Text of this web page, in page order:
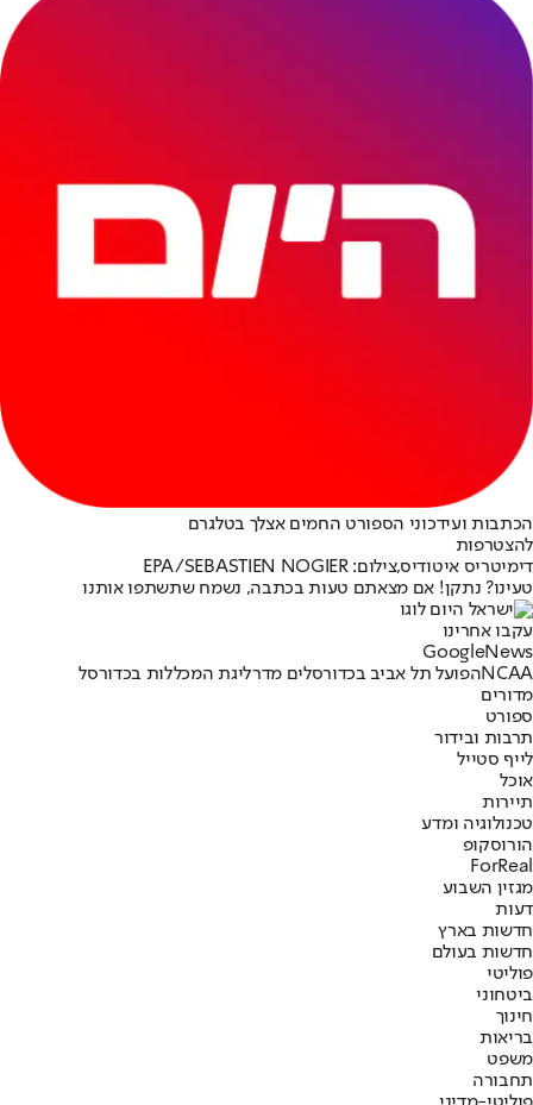
הכתבות ועידכוני הספורט החמים אצלך בטלגרם
להצטרפות
דימיטריס איטודיס,צילום: EPA/SEBASTIEN NOGIER
טעינו? נתקן! אם מצאתם טעות בכתבה, נשמח שתשתפו אותנו
עקבו אחרינו
Googl eNews
NCAAהפועל תל אביב בכדורסלים מדרליגת המכללות בכדורסל
מדורים
ספורט
תרבות ובידור
לייף סטייל
אוכל
תיירות
טכנולוגיה ומדע
הורוסקופ
ForReal
מגזין השבוע
דעות
חדשות בארץ
חדשות בעולם
פוליטי
ביטחוני
חינוך
בריאות
משפט
תחבורה